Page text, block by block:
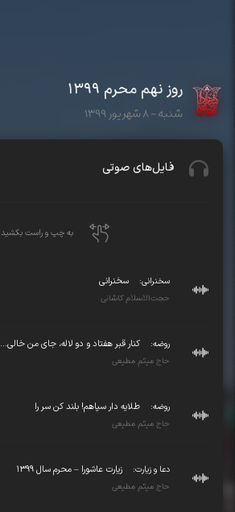
روز نهم محرم ۱۳۹۹
شنبه - ۸ شهریور ۱۳۹۹
فایل‌های صوتی
به چپ و راست بکشید
سخنرانی:
سخنرانی
حجت‌الاسلام کاشانی
روضه:
کنار قبر هفتاد و دو لاله، جای من خالی...
حاج میثم مطیعی
روضه:
طلایه دار سپاهم! بلند کن سر را
حاج میثم مطیعی
دعا و زیارت:
زیارت عاشورا – محرم سال ۱۳۹۹
حاج میثم مطیعی